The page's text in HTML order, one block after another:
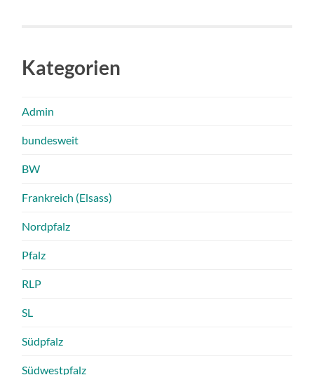
Kategorien
Admin
bundesweit
BW
Frankreich (Elsass)
Nordpfalz
Pfalz
RLP
SL
Südpfalz
Südwestpfalz